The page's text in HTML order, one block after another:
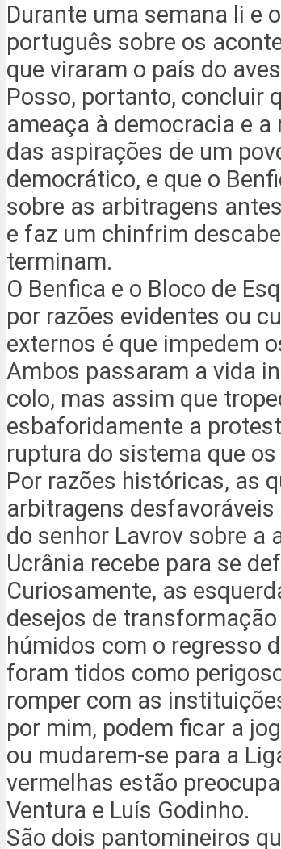
Durante uma semana li e
português sobre os
que viraram o país do
Posso, portanto, concluir
ameaça à democracia e
das aspirações de um
democrático, e que o
sobre as arbitragens
e faz um chinfrim
terminam.
O Benfica e o Bloco de
por razões evidentes ou
externos é que impedem
Ambos passaram a vida
colo, mas assim que
esbaforidamente a
ruptura do sistema que
Por razões históricas, as
arbitragens
do senhor Lavrov sobre a
Ucrânia recebe para se
Curiosamente, as
desejos de
húmidos com o regresso
foram tidos como
romper com as
por mim, podem ficar a
ou mudarem-se para a
vermelhas estão
Ventura e Luís Godinho.
São dois pantomineiros